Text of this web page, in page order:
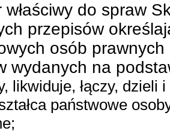
właściwy do spraw
przepisów
osób
wydanych na
likwiduje, łączy, dzieli i
państwowe